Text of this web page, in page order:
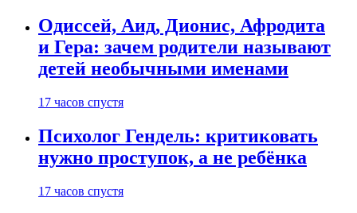
Одиссей, Аид, Дионис, Афродита
и Гера: зачем родители называют
детей необычными именами
17 часов спустя
Психолог Гендель: критиковать
нужно проступок, а не ребёнка
17 часов спустя